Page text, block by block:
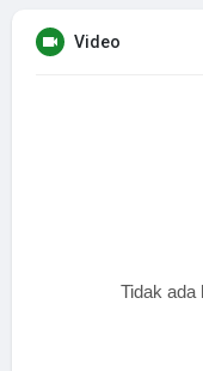
Video
Tidak ada